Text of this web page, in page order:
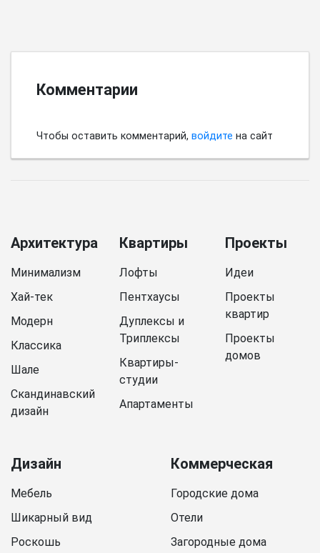
Комментарии
Чтобы оставить комментарий, войдите на сайт
Архитектура
Минимализм
Хай-тек
Модерн
Классика
Шале
Скандинавский
дизайн
Квартиры
Лофты
Пентхаусы
Дуплексы и
Триплексы
Квартиры-
студии
Апартаменты
Проекты
Идеи
Проекты
квартир
Проекты
домов
Дизайн
Мебель
Шикарный вид
Роскошь
Коммерческая
Городские дома
Отели
Загородные дома